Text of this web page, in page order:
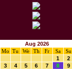
Aug 2026
Mo
Tu We Th Fr Sa
Su
1
2
3
4 5 6 7 8
9